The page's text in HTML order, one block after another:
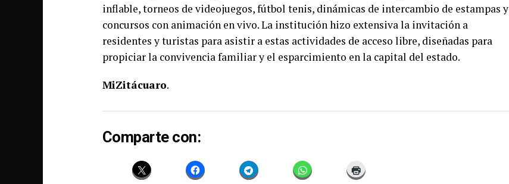
inflable, torneos de videojuegos, fútbol tenis, dinámicas de intercambio de estampas y
concursos con animación en vivo. La institución hizo extensiva la invitación a
residentes y turistas para asistir a estas actividades de acceso libre, diseñadas para
propiciar la convivencia familiar y el esparcimiento en la capital del estado.
MiZitácuaro.
Comparte con: